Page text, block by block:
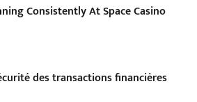
Consistently At Space Casino
des transactions financières